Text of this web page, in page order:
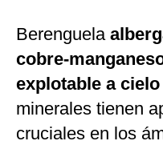
Berenguela
cobre-
explotable a
minerales tienen
cruciales en los